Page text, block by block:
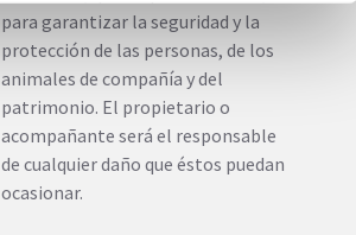
para garantizar la seguridad y la
protección de las personas, de los
animales de compañía y del
patrimonio. El propietario o
acompañante será el responsable
de cualquier daño que éstos puedan
ocasionar.